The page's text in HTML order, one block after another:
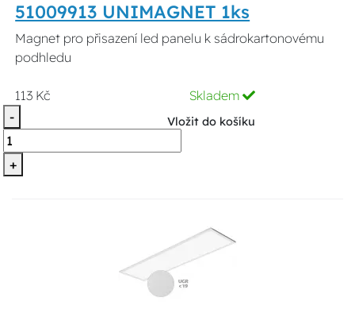
51009913 UNIMAGNET 1ks
Magnet pro přisazení led panelu k sádrokartonovému
podhledu
113 Kč
Skladem
-
+
Vložit do košíku